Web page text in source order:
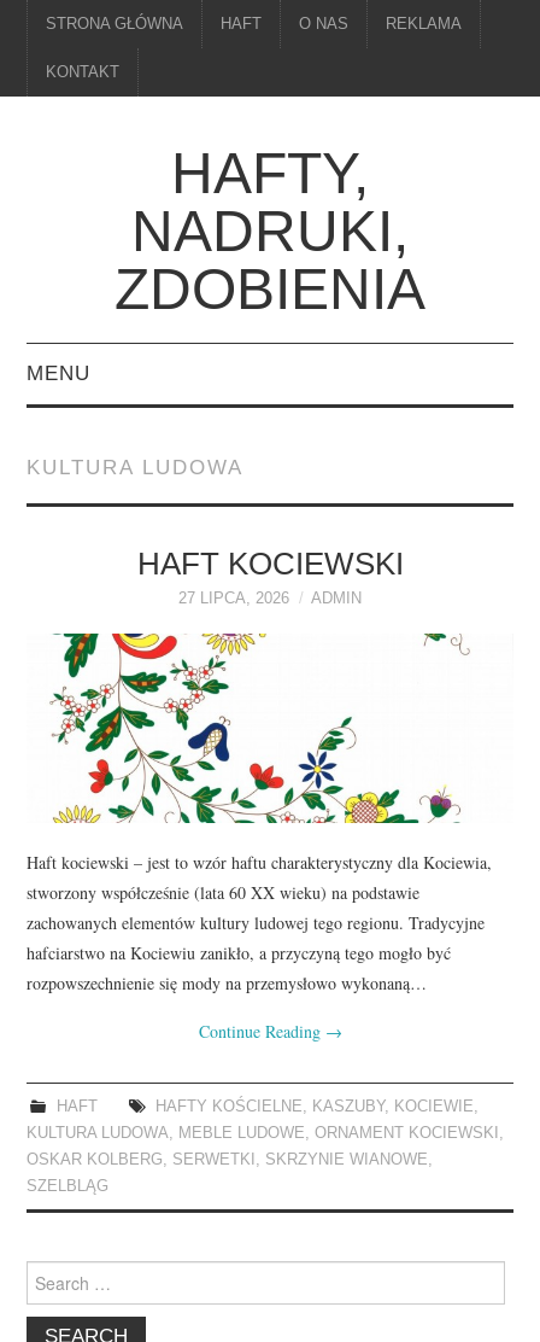
STRONA GŁÓWNA HAFT O NAS REKLAMA
KONTAKT
HAFTY,
NADRUKI,
ZDOBIENIA
MENU
KONTAKT
KULTURA LUDOWA
HAFT KOCIEWSKI
27 LIPCA, 2026 ADMIN
Haft kociewski – jest to wzór haftu charakterystyczny dla Kociewia,
stworzony współcześnie (lata 60 XX wieku) na podstawie
zachowanych elementów kultury ludowej tego regionu. Tradycyjne
hafciarstwo na Kociewiu zanikło, a przyczyną tego mogło być
rozpowszechnienie się mody na przemysłowo wykonaną…
Continue Reading →
HAFT HAFTY KOŚCIELNE, KASZUBY, KOCIEWIE,
KULTURA LUDOWA, MEBLE LUDOWE,ORNAMENT KOCIEWSKI ,
OSKAR KOLBERG, SERWETKI , SKRZYNIE WIANOWE,
SZELBLĄG
Search
for: